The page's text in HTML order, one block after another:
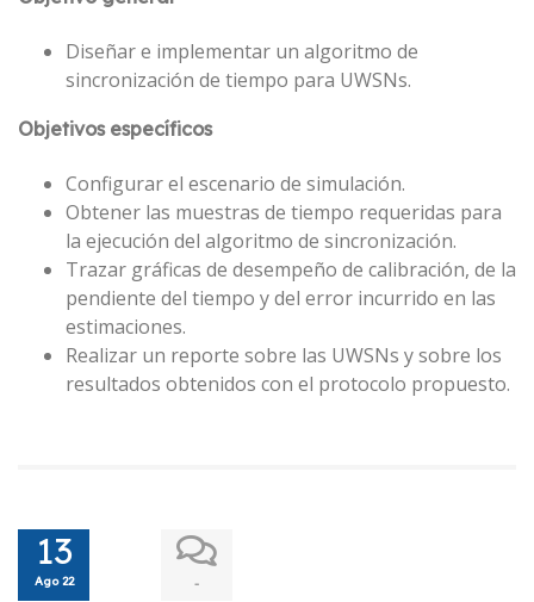
Diseñar e implementar un algoritmo de
sincronización de tiempo para UWSNs.
Objetivos específicos
Configurar el escenario de simulación.
Obtener las muestras de tiempo requeridas para
la ejecución del algoritmo de sincronización.
Trazar gráficas de desempeño de calibración, de la
pendiente del tiempo y del error incurrido en las
estimaciones.
Realizar un reporte sobre las UWSNs y sobre los
resultados obtenidos con el protocolo propuesto.
13
Ago 22 -